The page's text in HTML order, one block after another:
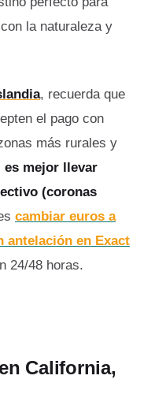
la naturaleza y
, recuerda que
el pago con
más rurales y
es mejor llevar
(coronas
cambiar euros a
antelación en Exact
24/48 horas.
California,